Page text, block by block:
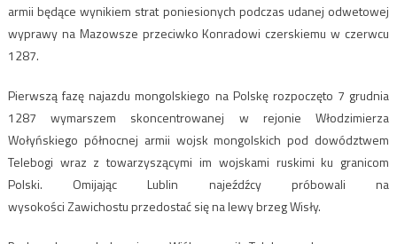
armii będące wynikiem strat poniesionych podczas udanej odwetowej
wyprawy na Mazowsze przeciwko Konradowi czerskiemu w czerwcu
1287.
Pierwszą fazę najazdu mongolskiego na Polskę rozpoczęto 7 grudnia
1287 wymarszem skoncentrowanej w rejonie Włodzimierza
Wołyńskiego północnej armii wojsk mongolskich pod dowództwem
Telebogi wraz z towarzyszącymi im wojskami ruskimi ku granicom
Polski. Omijając Lublin najeźdźcy próbowali na
wysokości Zawichostu przedostać się na lewy brzeg Wisły.